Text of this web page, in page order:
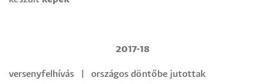
2017-18
versenyfelhívás
országos döntőbe jutottak